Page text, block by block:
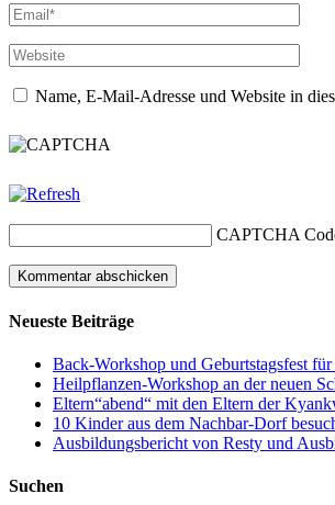
Name, E-Mail-Adresse und Website in
CAPTCHA
Neueste Beiträge
Back-Workshop und Geburtstagsfest
Heilpflanzen-Workshop an der neuen
Eltern“abend“ mit den Eltern der
10 Kinder aus dem Nachbar-Dorf
Ausbildungsbericht von Resty und
Suchen